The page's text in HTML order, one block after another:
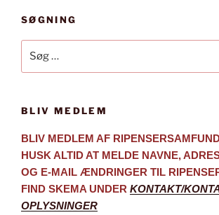
SØGNING
efter:
BLIV MEDLEM
BLIV MEDLEM AF
HUSK ALTID AT MELDE NAVNE,
OG E-MAIL ÆNDRINGER TIL
FIND SKEMA UNDER KONTAKT/
OPLYSNINGER